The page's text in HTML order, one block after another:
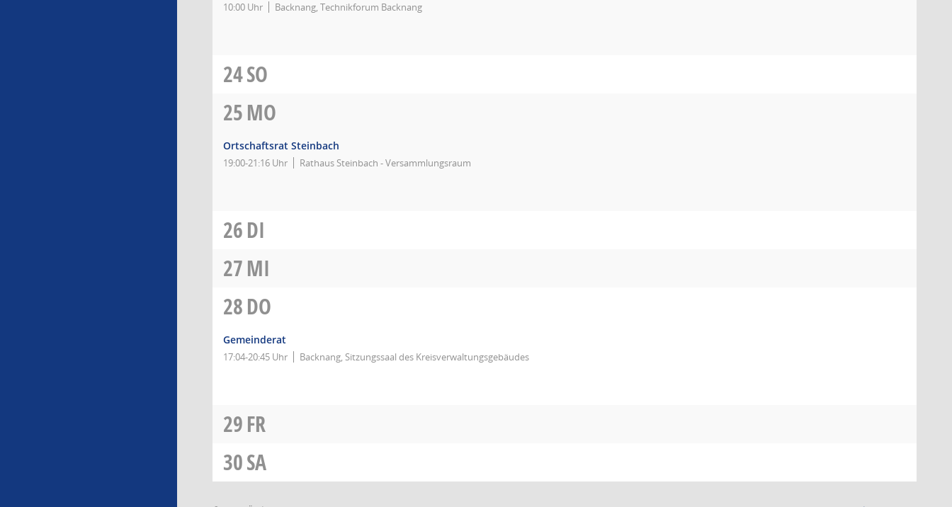
10:00 Uhr Backnang, Technikforum Backnang
24SO
25MO
Ortschaftsrat Steinbach
19:00-21:16 Uhr Rathaus Steinbach - Versammlungsraum
26DI
27MI
28DO
Gemeinderat
17:04-20:45 Uhr Backnang, Sitzungssaal des Kreisverwaltungsgebäudes
29FR
30SA